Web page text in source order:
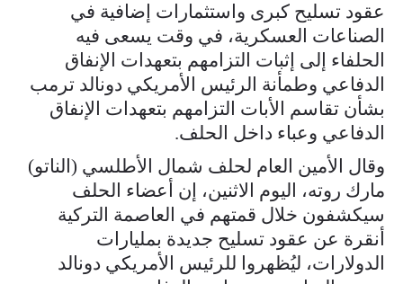
عقود تسليح كبرى واستثمارات إضافية في
الصناعات العسكرية، في وقت يسعى فيه
الحلفاء إلى إثبات التزامهم بتعهدات الإنفاق
الدفاعي وطمأنة الرئيس الأمريكي دونالد ترمب
بشأن تقاسم الأبات التزامهم بتعهدات الإنفاق
الدفاعي وعباء داخل الحلف.
وقال الأمين العام لحلف شمال الأطلسي (الناتو)
مارك روته، اليوم الاثنين، إن أعضاء الحلف
سيكشفون خلال قمتهم في العاصمة التركية
أنقرة عن عقود تسليح جديدة بمليارات
الدولارات، ليُظهروا للرئيس الأمريكي دونالد